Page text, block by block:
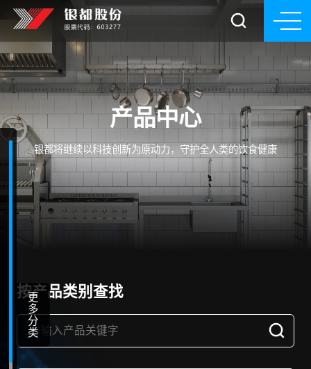
产品中心
银都将继续以科技创新为原动力，守护全人类的饮食健康
按产品类别查找
更
多
分
类